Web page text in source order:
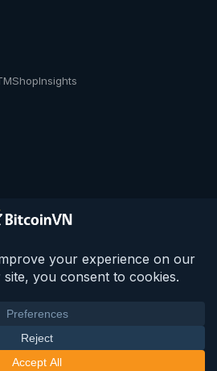
ShopInsights
All rights reserved.